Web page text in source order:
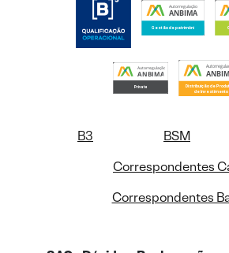
B3 BSM
Correspondentes
Correspondentes